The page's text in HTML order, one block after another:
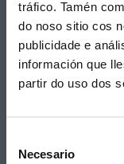
tráfico. Tamén
do noso sitio cos
publicidade e
información que
partir do uso dos
Selection
Necesario
Telf 981 883 002 | Fax
Subscrición
Podes recibir a
municipal no teu